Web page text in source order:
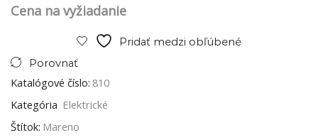
Cena na vyžiadanie
Pridať medzi obľúbené
Porovnať
Katalógové číslo: 810
Kategória Elektrické
Štítok: Mareno